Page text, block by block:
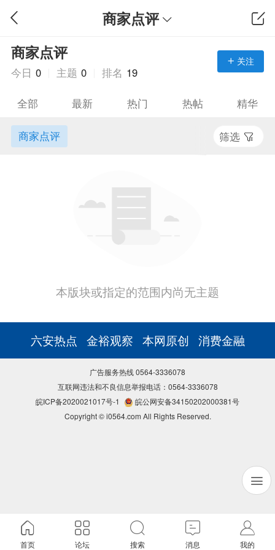
商家点评
关注
商家点评
今日 0 主题 0 排名 19
全部 最新 热门 热帖 精华
筛选
商家点评
本版块或指定的范围内尚无主题
首页 论坛 搜索 消息 我的
六安热点 金裕观察 本网原创 消费金融
广告服务热线 0564-3336078
互联网违法和不良信息举报电话：0564-3336078
皖ICP备2020021017号-1
皖公网安备34150202000381号
Copyright © i0564.com All Rights Reserved.